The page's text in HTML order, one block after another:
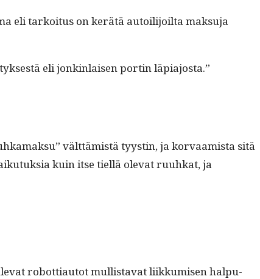
eli tarkoi­tus on kerätä autoil­i­joil­ta mak­su­ja
eli jonkin­laisen portin läpiajosta.”
vält­tämistä tyystin, ja kor­vaamista sitä
kuin itse tiel­lä ole­vat ruuhkat, ja
robot­ti­au­tot mullis­ta­vat liikku­misen halpu­